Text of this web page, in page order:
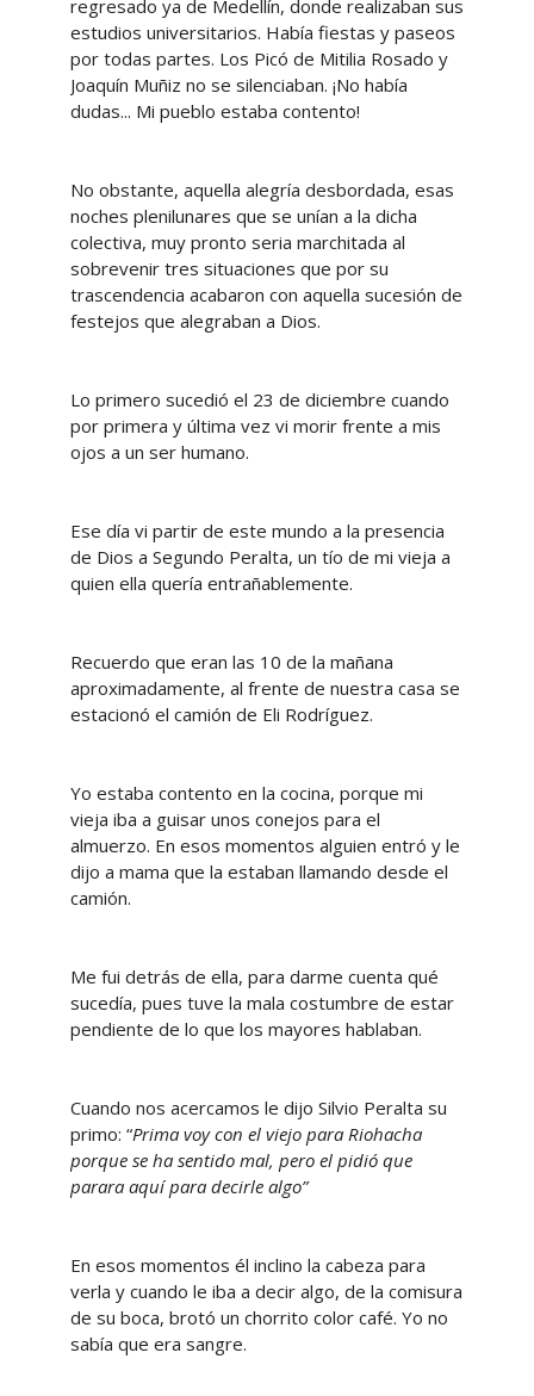
regresado ya de Medellín, donde realizaban sus
estudios universitarios. Había fiestas y paseos
por todas partes. Los Picó de Mitilia Rosado y
Joaquín Muñiz no se silenciaban. ¡No había
dudas... Mi pueblo estaba contento!
No obstante, aquella alegría desbordada, esas
noches plenilunares que se unían a la dicha
colectiva, muy pronto seria marchitada al
sobrevenir tres situaciones que por su
trascendencia acabaron con aquella sucesión de
festejos que alegraban a Dios.
Lo primero sucedió el 23 de diciembre cuando
por primera y última vez vi morir frente a mis
ojos a un ser humano.
Ese día vi partir de este mundo a la presencia
de Dios a Segundo Peralta, un tío de mi vieja a
quien ella quería entrañablemente.
Recuerdo que eran las 10 de la mañana
aproximadamente, al frente de nuestra casa se
estacionó el camión de Eli Rodríguez.
Yo estaba contento en la cocina, porque mi
vieja iba a guisar unos conejos para el
almuerzo. En esos momentos alguien entró y le
dijo a mama que la estaban llamando desde el
camión.
Me fui detrás de ella, para darme cuenta qué
sucedía, pues tuve la mala costumbre de estar
pendiente de lo que los mayores hablaban.
Cuando nos acercamos le dijo Silvio Peralta su
primo: “Prima voy con el viejo para Riohacha
porque se ha sentido mal, pero el pidió que
parara aquí para decirle algo”
En esos momentos él inclino la cabeza para
verla y cuando le iba a decir algo, de la comisura
de su boca, brotó un chorrito color café. Yo no
sabía que era sangre.